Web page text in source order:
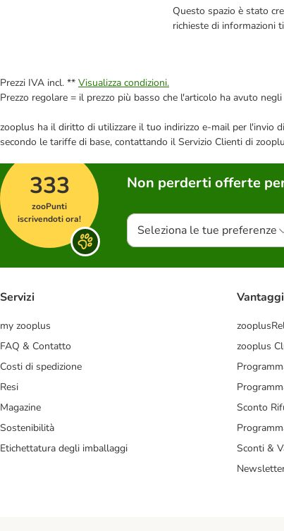
Questo spazio è stato
richieste di informazioni
Prezzi IVA incl. ** Visualizza condizioni.
Prezzo regolare = il prezzo più basso che l'articolo ha avuto
zooplus ha il diritto di utilizzare il tuo indirizzo e-mail per l'invio
secondo le tariffe di base, contattando il Servizio Clienti di
333
zooPunti
iscrivendoti ora!
Non perderti offerte
Seleziona le tue preferenze
Servizi
my zooplus
FAQ & Contatto
Costi di spedizione
Resi
Magazine
Sostenibilità
Etichettatura degli imballaggi
Vantaggi
zooplus
Sconto
Sconti &